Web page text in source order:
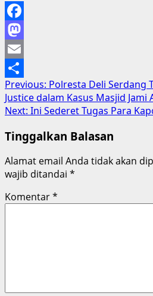
Facebook
Mastodon
Email
Share
Post
navigation
Previous: Polresta Deli Serdang
Justice dalam Kasus Masjid
Next: Ini Sederet Tugas Para
Tinggalkan Balasan
Alamat email Anda tidak akan
wajib ditandai *
Komentar*